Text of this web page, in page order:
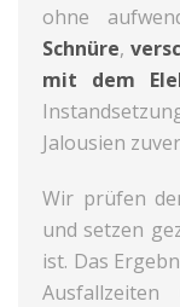
ohne
Schnüre,
mit dem
Jalousien
Wir prüfen
und setzen
ist. Das